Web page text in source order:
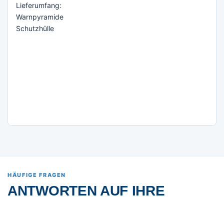
Lieferumfang:
Warnpyramide
Schutzhülle
HÄUFIGE FRAGEN
ANTWORTEN AUF IHRE